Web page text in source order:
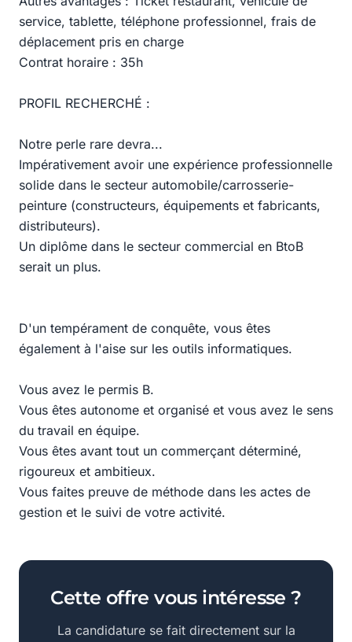
service, tablette, téléphone professionnel, frais de
déplacement pris en charge
Contrat horaire : 35h
PROFIL RECHERCHÉ :
Notre perle rare devra...
Impérativement avoir une expérience professionnelle
solide dans le secteur automobile/carrosserie-
peinture (constructeurs, équipements et fabricants,
distributeurs).
Un diplôme dans le secteur commercial en BtoB
serait un plus.
D'un tempérament de conquête, vous êtes
également à l'aise sur les outils informatiques.
Vous avez le permis B.
Vous êtes autonome et organisé et vous avez le sens
du travail en équipe.
Vous êtes avant tout un commerçant déterminé,
rigoureux et ambitieux.
Vous faites preuve de méthode dans les actes de
gestion et le suivi de votre activité.
Cette offre vous intéresse ?
La candidature se fait directement sur la